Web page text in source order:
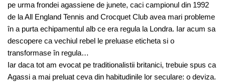
pe urma frondei agassiene de junete, caci campionul din 1992
de la All England Tennis and Crocquet Club avea mari probleme
în a purta echipamentul alb ce era regula la Londra. Iar acum sa
descopere ca vechiul rebel le preluase eticheta si o
transformase în regula…
Iar daca tot am evocat pe traditionalistii britanici, trebuie spus ca
Agassi a mai preluat ceva din habitudinile lor seculare: o deviza.